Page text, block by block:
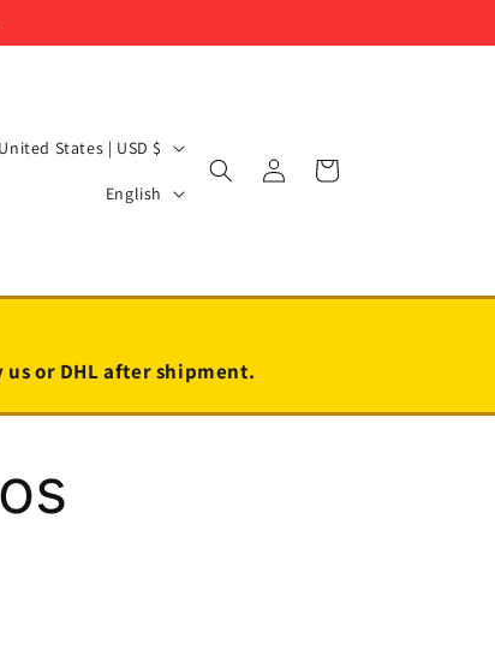
C
United States | USD $
L
g
a
g
English
Log
in
Cart
or DHL after shipment.